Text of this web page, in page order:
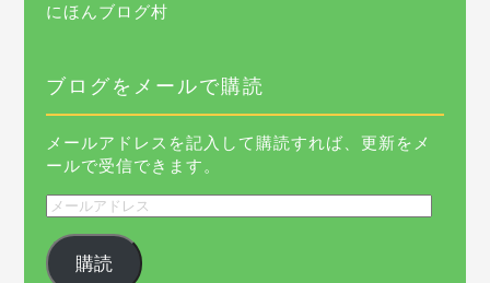
にほんブログ村
ブログをメールで購読
メールアドレスを記入して購読すれば、更新をメ
ールで受信できます。
メ
ル
ア
購読